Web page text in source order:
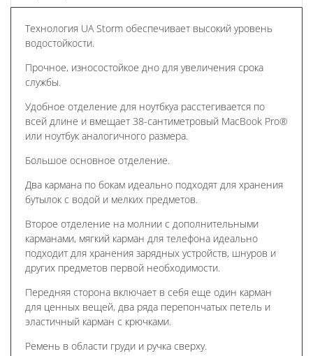
Технология UA Storm обеспечивает высокий уровень
водостойкости.
Прочное, износостойкое дно для увеличения срока
службы.
Удобное отделение для ноутбкуа расстегивается по
всей длине и вмещает 38-сантиметровый MacBook Pro®
или ноутбук аналогичного размера.
Большое основное отделение.
Два кармана по бокам идеально подходят для хранения
бутылок с водой и мелких предметов.
Второе отделение на молнии с дополнительными
карманами, мягкий карман для телефона идеально
подходит для хранения зарядных устройств, шнуров и
других предметов первой необходимости.
Передняя сторона включает в себя еще один карман
для ценных вещей, два ряда перепончатых петель и
эластичный карман с крючками.
Ремень в области груди и ручка сверху.